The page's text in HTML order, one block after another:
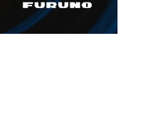
Navtex